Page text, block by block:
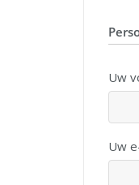
Uw
Uw